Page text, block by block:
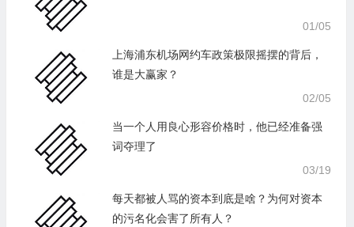
01/05
上海浦东机场网约车政策极限摇摆的背后，
谁是大赢家？
02/05
当一个人用良心形容价格时，他已经准备强
词夺理了
03/19
每天都被人骂的资本到底是啥？为何对资本
的污名化会害了所有人？